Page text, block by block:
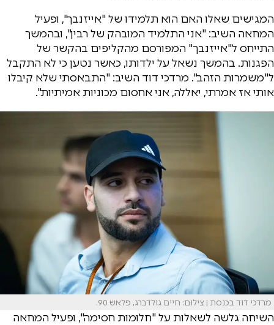
המגישים שאלו האם הוא תלמידו של "אייזנבך", ופעיל
המחאה השיב: "אני התלמיד המובהק של רבין", ובהמשך
התייחס ל"אייזנבך" המפורסם מהקליפים בהקשר של
הפגנות. בהמשך נשאל על ילדותו, כאשר נטען כי לא התקבל
ל"משמרות הזהב". מרדכי דוד השיב: "התבאסתי שלא קיבלו
אותי אז אמרתי, יאללה, אני אחסום מכוניות אמיתיות".
מרדכי דוד בכנסת | צילום: חיים גולדברג, פלאש 90.
השיחה גלשה לשאלות על "חלומות חסימה", ופעיל המחאה